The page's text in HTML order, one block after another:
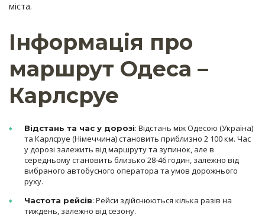
міста.
Інформація про
маршрут Одеса –
Карлсруе
Відстань та час у дорозі: Відстань між Одесою (Україна)
та Карлсруе (Німеччина) становить приблизно 2 100 км. Час
у дорозі залежить від маршруту та зупинок, але в
середньому становить близько 28-46 годин, залежно від
вибраного автобусного оператора та умов дорожнього
руху.
Частота рейсів: Рейси здійснюються кілька разів на
тиждень, залежно від сезону.